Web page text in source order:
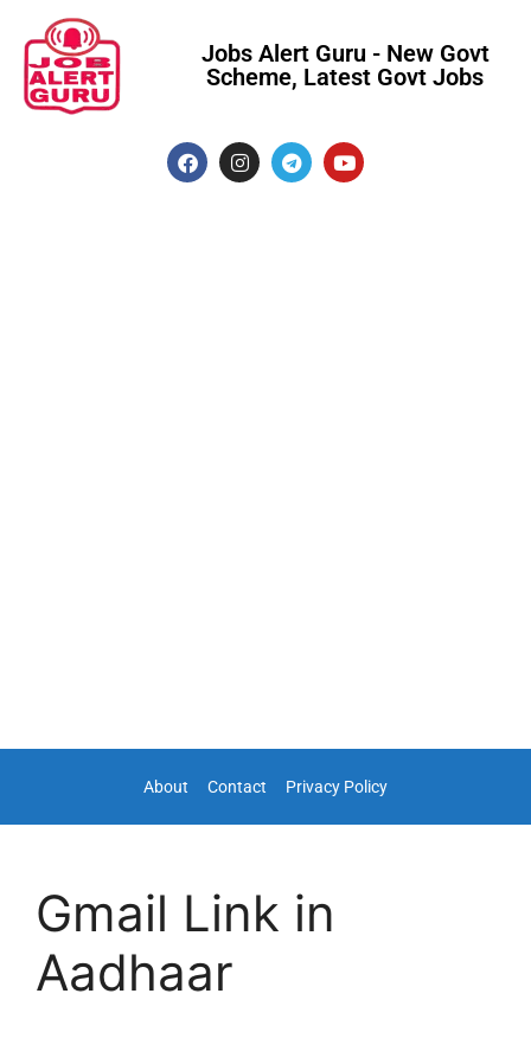
Jobs Alert Guru - New Govt
Scheme, Latest Govt Jobs
About Contact Privacy Policy
Gmail Link in
Aadhaar